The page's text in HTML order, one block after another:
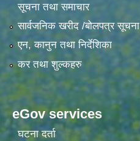
सूचना तथा समाचार
सार्वजनिक खरीद /बोलपत्र सूचना
एन, कानुन तथा निर्देशिका
कर तथा शुल्कहरु
eGov services
घटना दर्ता